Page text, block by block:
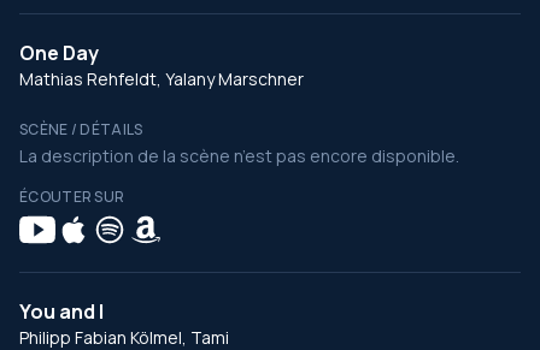
One Day
Mathias Rehfeldt, Yalany Marschner
SCÈNE / DÉTAILS
La description de la scène n’est pas encore disponible.
ÉCOUTER SUR
You and I
Philipp Fabian Kölmel, Tami